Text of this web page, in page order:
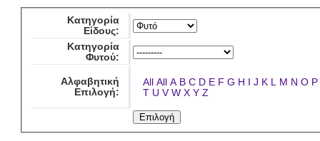
Κατηγορία
Είδους:
Κατηγορία
Φυτού:
Αλφαβητική
Επιλογή:
All All A B C D E F G H I J K L M N O P
T U V W X Y Z